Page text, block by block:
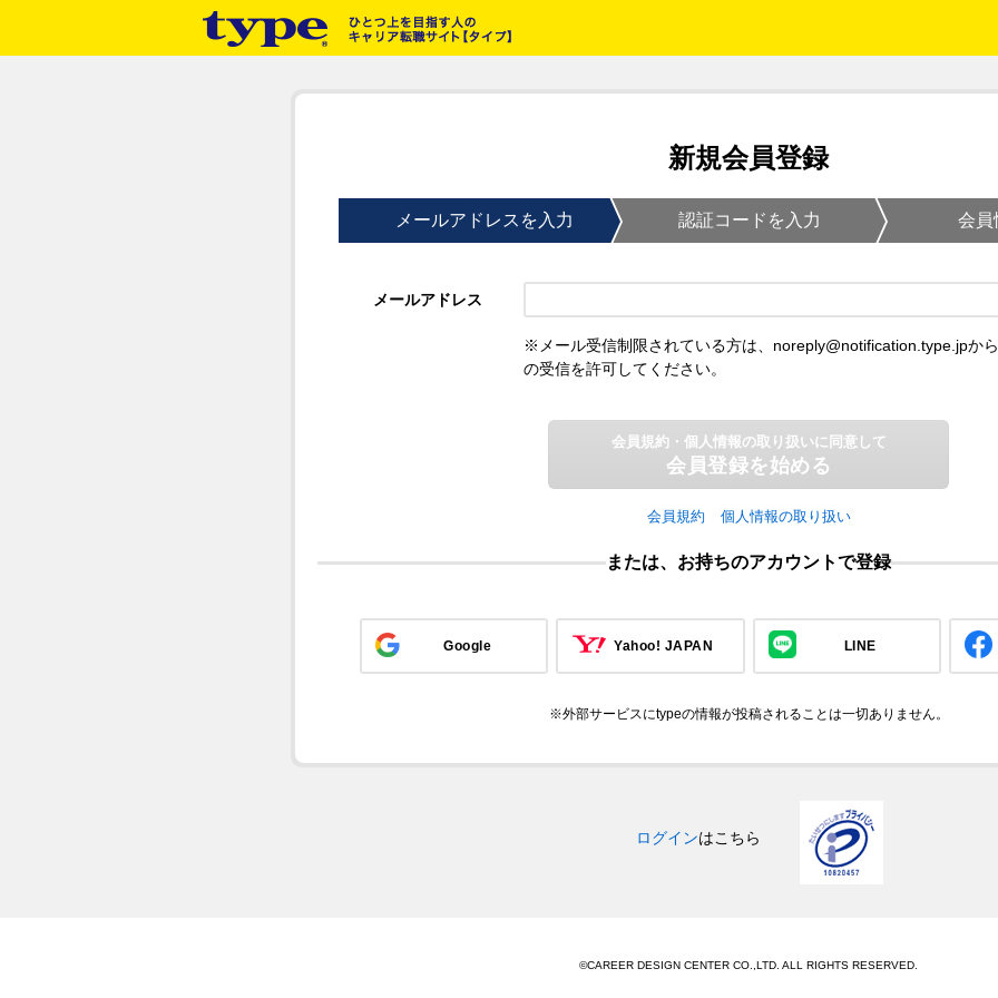
新規会員登録
メールアドレスを入力 認証コードを入力 会員
メールアドレス
※メール受信制限されている方は、noreply@notification.type.jpから
の受信を許可してください。
会員規約・個人情報の取り扱いに同意して
会員登録を始める
会員規約 個人情報の取り扱い
または、お持ちのアカウントで登録
Google Yahoo! JAPAN LINE
※外部サービスにtypeの情報が投稿されることは一切ありません。
ログインはこちら
©CAREER DESIGN CENTER CO.,LTD. ALL RIGHTS RESERVED.